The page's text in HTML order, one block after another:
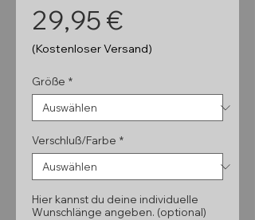
29,95 €Preis
(Kostenloser Versand)
Größe *
Verschluß/Farbe *
Hier kannst du deine individuelle
Wunschlänge angeben. (optional)